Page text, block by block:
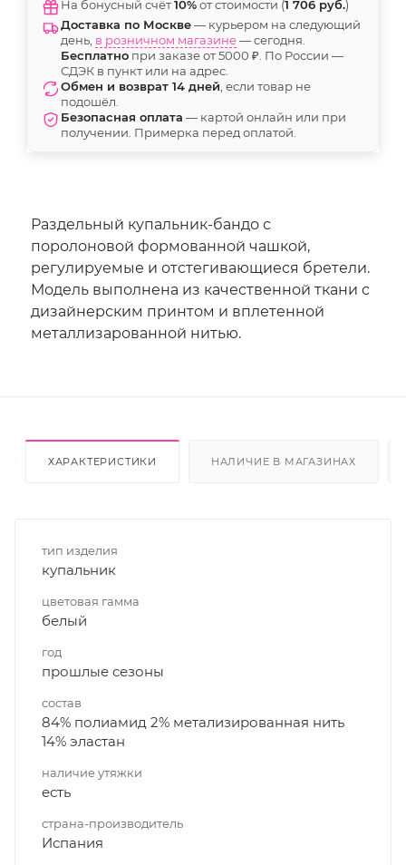
На бонусный счёт10%от стоимости (1 706 руб.)
Доставка по Москве— курьером на следующий
день, в розничном магазине— сегодня.
Бесплатно при заказе от 5000 ₽. По России —
СДЭК в пункт или на адрес.
Обмен и возврат 14 дней , если товар не
подошёл.
Безопасная оплата — картой онлайн или при
получении. Примерка перед оплатой.
Раздельный купальник-бандо с
поролоновой формованной чашкой,
регулируемые и отстегивающиеся бретели.
Модель выполнена из качественной ткани с
дизайнерским принтом и вплетенной
металлизарованной нитью.
ХАРАКТЕРИСТИКИ НАЛИЧИЕ В МАГАЗИНАХ
тип изделия
купальник
цветовая гамма
белый
год
прошлые сезоны
состав
84% полиамид 2% метализированная нить
14% эластан
наличие утяжки
есть
страна-производитель
Испания